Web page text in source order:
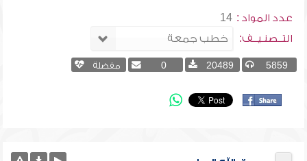
عدد المواد : 14
التــصنـيــف:
5859
20489
0 مفضلة